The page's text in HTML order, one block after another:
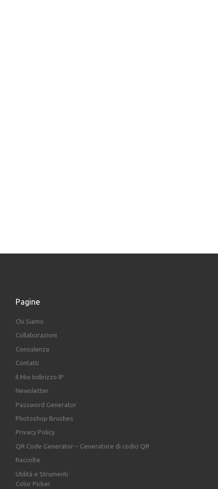
Pagine
Chi Siamo
Collaborazioni
Consulenza
Contatti
Il Mio Indirizzo IP
Newsletter
Password Generator
Photoshop Brushes
Privacy Policy
QR Code Generator – Generatore di codici QR
Raccolte
Utilità e Strumenti
Color Picker